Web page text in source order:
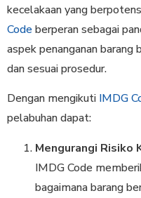
kecelakaan yang
Codeberperan sebagai
aspek penanganan barang
dan sesuai prosedur.
Dengan mengikuti IMDG
pelabuhan dapat:
Mengurangi Risiko
IMDG Code
bagaimana barang